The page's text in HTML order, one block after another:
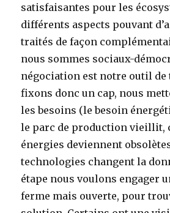
satisfaisantes pour les
différents aspects pouvant
traités de façon
nous sommes sociaux-
négociation est notre outil de
fixons donc un cap, nous
les besoins (le besoin
le parc de production vieillit,
énergies deviennent
technologies changent la
étape nous voulons engager
ferme mais ouverte, pour